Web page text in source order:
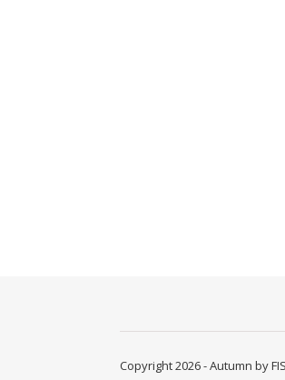
Copyright 2026 - Autumn by